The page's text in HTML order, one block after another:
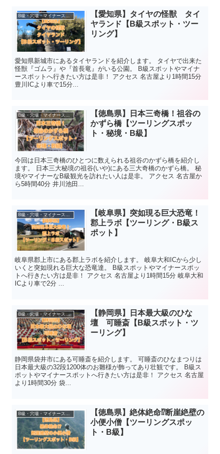
B級・穴場・マイナースポット
【愛知県】タイヤの怪獣 タイ
ヤランド【B級スポット・ツー
リング】
愛知県新城市にあるタイヤランドを紹介します。 タイヤで出来た
怪獣『ゴムラ』や『首長竜』がいる公園。 B級スポットやマイナ
ースポットへ行きたい方は是非！ アクセス 名古屋より1時間15分
豊川ICより車で15分...
【徳島県】日本三奇橋！祖谷の
かずら橋【ツーリングスポッ
ト・秘境・B級】
今回は日本三奇橋のひとつに数えられる祖谷のかずら橋を紹介し
ます。 日本三大秘境の祖谷(いや)にある三大奇橋のかずら橋。 秘
境やマイナーなB級観光を訪れたい人は是非。 アクセス 名古屋か
ら5時間40分 井川池田...
B級・穴場・マイナースポット
【岐阜県】突如現る巨大恐竜！
郡上ラボ【ツーリング・B級ス
ポット】
岐阜県郡上市にある郡上ラボを紹介します。 岐阜大和ICから少し
いくと突如現れる巨大な恐竜達。 B級スポットやマイナースポッ
トへ行きたい方は是非！ アクセス 名古屋より1時間15分 岐阜大和
ICより車で2分 ...
B級・穴場・マイナースポット
【静岡県】日本最大級のひな
壇 可睡斎【B級スポット・ツ
ーリング】
静岡県袋井市にある可睡斎を紹介します。 可睡斎のひなまつりは
日本最大級の32段1200体のお雛様が飾ってあり壮観です。 B級ス
ポットやマイナースポットへ行きたい方は是非！ アクセス 名古屋
より1時間30分 袋...
B級・穴場・マイナースポット
【徳島県】絶体絶命⁉︎断崖絶壁の
小便小僧【ツーリングスポッ
ト・B級】